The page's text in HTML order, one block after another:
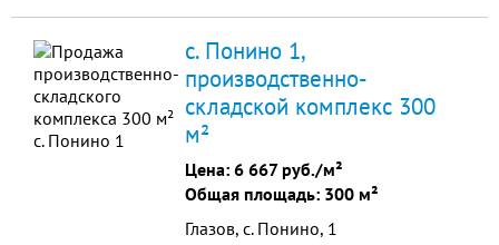
срок возможностью выкупа (на
дороге Киров) цена 4300000 руб.
с. Понино 1,
производственно-
складской комплекс 300
м²
Цена: 6 667 руб./м²
Общая площадь: 300 м²
Глазов, с. Понино, 1